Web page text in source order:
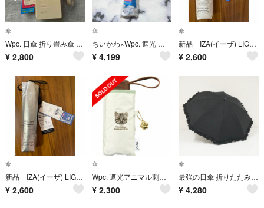
傘
Wpc. 日傘 折り畳み傘 晴雨兼用 遮光ポシェットタイニー 完全遮光 ベージュ
¥ 2,800
傘
ちいかわ×Wpc. 遮光 ほめられリボン 日傘 折りたたみ
¥ 4,199
傘
新品 IZA(イーザ) LIGHT＆SLIM 日傘 折りたたみ ライト＆スリム
¥ 2,600
傘
新品 IZA(イーザ) LIGHT＆SLIM 日傘 折りたたみ ライト＆スリム
¥ 2,600
傘
Wpc. 遮光アニマル刺繍 日傘 晴雨兼用 折り畳み傘 ツシマヤマネコ オフホワイト
¥ 2,300
傘
最強の日傘 折りたたみ2段 Wpc. UVO ウーボ USED品 ブラック フリル UV 完全遮光 2way UPF50+ 撥水度5級 50cm FA9977
¥ 4,280